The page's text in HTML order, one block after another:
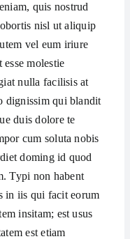
quis nostrud
nisl ut aliquip
vel eum iriure
molestie
nulla facilisis at
dignissim qui blandit
duis dolore te
cum soluta nobis
doming id quod
Typi non habent
in iis qui facit eorum
insitam; est usus
est etiam